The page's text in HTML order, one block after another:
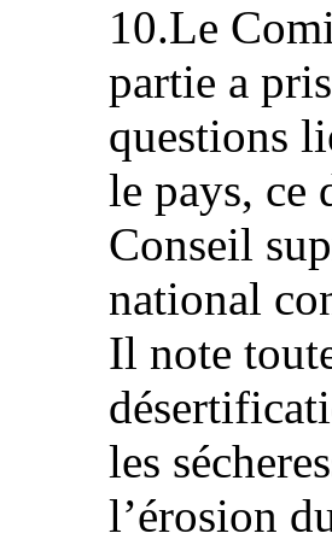
10.Le
partie a
questions
le pays, ce
Conseil
national
Il note
les
l’érosion